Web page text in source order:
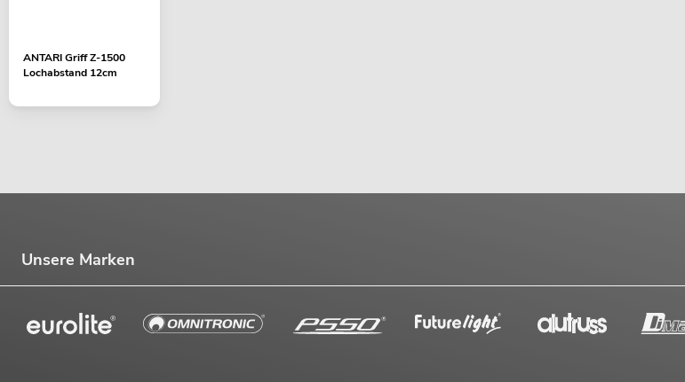
ANTARI Griff Z-1500
Lochabstand 12cm
Unsere Marken